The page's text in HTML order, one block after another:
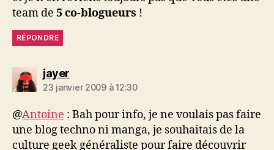
team de 5 co-blogueurs !
RÉPONDRE
jayerdit :
23 janvier 2009 à 12:30
@Antoine : Bah pour info, je ne voulais pas faire
une blog techno ni manga, je souhaitais de la
culture geek généraliste pour faire découvrir